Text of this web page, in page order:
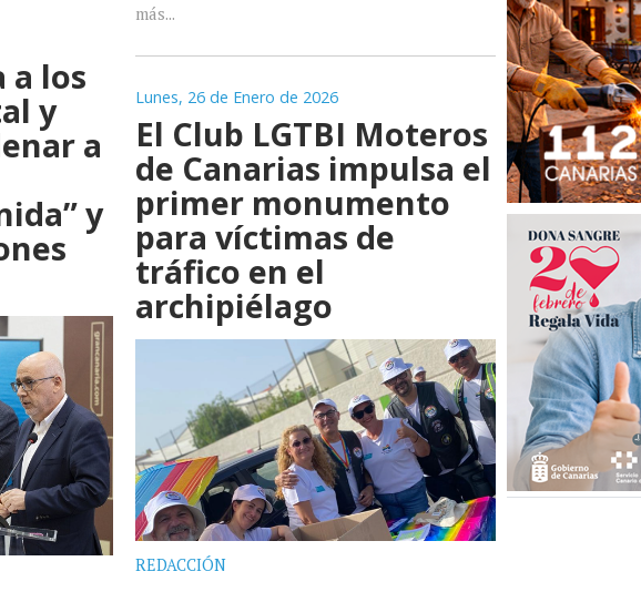
a los
y
a
y
más...
Lunes, 26 de Enero de 2026
El Club LGTBI Moteros
de Canarias impulsa el
primer monumento
para víctimas de
tráfico en el
archipiélago
REDACCIÓN